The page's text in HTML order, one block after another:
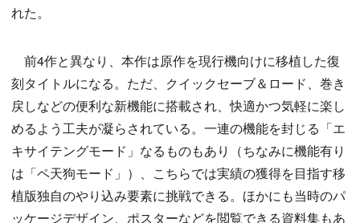
れた。
前4作と異なり、本作は原作を現行機向けに移植した復
刻タイトルになる。ただ、クイックセーブ＆ロード、巻き
戻しなどの便利な新機能に搭載され、快適かつ気軽に楽し
めるよう工夫が凝らされている。一連の機能を封じる「エ
キサイテングモード」なるものもあり（ちなみに機能有り
は「ペ天狗モード」）、こちらでは実績の獲得を目指す移
植版独自のやり込み要素に挑戦できる。ほかにも当時のパ
ッケージデザイン、ポスターなどを閲覧できる資料集もあ